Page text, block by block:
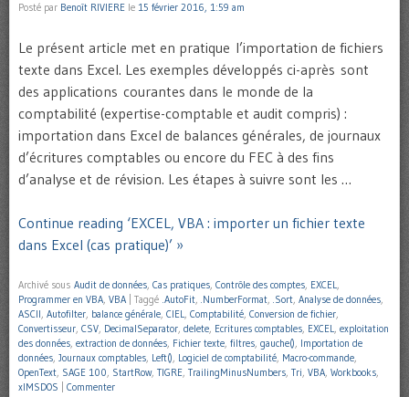
Posté par Benoît RIVIERE le 15 février 2016, 1:59 am
Le présent article met en pratique l’importation de fichiers
texte dans Excel. Les exemples développés ci-après sont
des applications courantes dans le monde de la
comptabilité (expertise-comptable et audit compris) :
importation dans Excel de balances générales, de journaux
d’écritures comptables ou encore du FEC à des fins
d’analyse et de révision. Les étapes à suivre sont les …
Continue reading ‘EXCEL, VBA : importer un fichier texte
dans Excel (cas pratique)’ »
Archivé sous Audit de données, Cas pratiques, Contrôle des comptes, EXCEL,
Programmer en VBA, VBA Taggé .AutoFit, .NumberFormat, .Sort, Analyse de données,
ASCII, Autofilter, balance générale, CIEL, Comptabilité, Conversion de fichier,
Convertisseur, CSV, DecimalSeparator, delete, Ecritures comptables, EXCEL, exploitation
des données, extraction de données, Fichier texte, filtres, gauche(), Importation de
données, Journaux comptables, Left(), Logiciel de comptabilité, Macro-commande,
OpenText, SAGE 100, StartRow, TIGRE, TrailingMinusNumbers, Tri, VBA, Workbooks,
xlMSDOS
Commenter